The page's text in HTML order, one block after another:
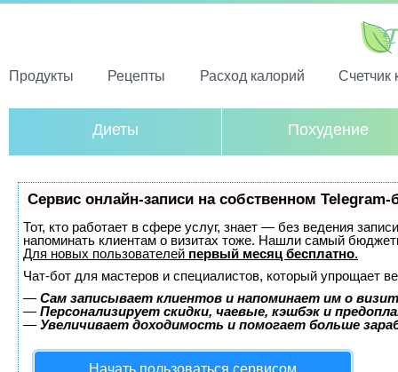
Продукты Рецепты Расход калорий Счетчик
Диеты Похудение
Сервис онлайн-записи на собственном Telegram-
Тот, кто работает в сфере услуг, знает — без ведения
напоминать клиентам о визитах тоже. Нашли самый
Для новых пользователей первый месяц бесплатно.
Чат-бот для мастеров и специалистов, который упрощает
— Сам записывает клиентов и напоминает им о
— Персонализирует скидки, чаевые, кэшбэк и
— Увеличивает доходимость и помогает больше
Начать пользоваться сервисом